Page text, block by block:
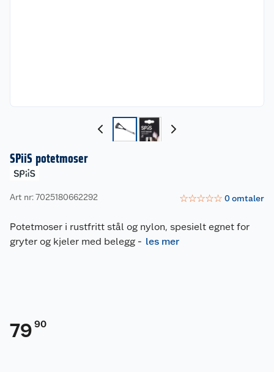
SPiiS potetmoser
Art nr: 7025180662292 ☆☆☆☆☆ 0omtaler
Potetmoser i rustfritt stål og nylon, spesielt egnet for
gryter og kjeler med belegg - les mer
79 90